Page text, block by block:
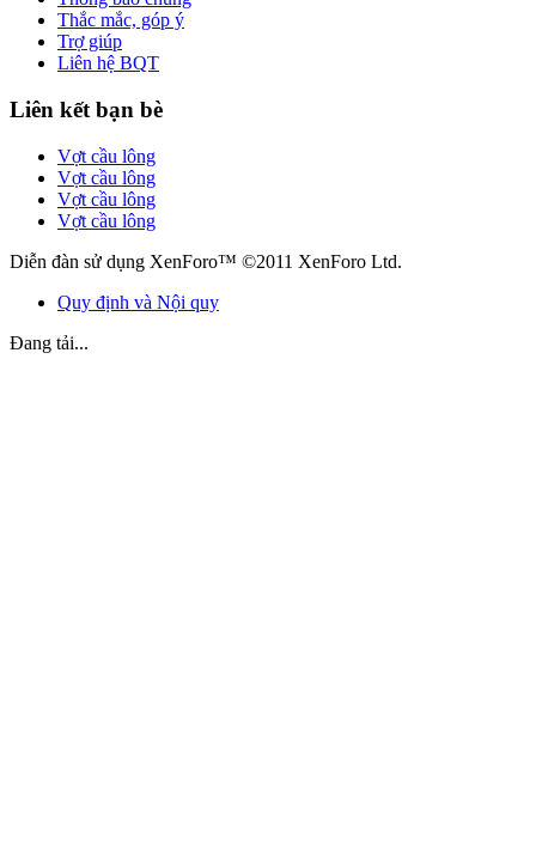
Thắc mắc, góp ý
Trợ giúp
Liên hệ BQT
Liên kết bạn bè
Vợt cầu lông
Vợt cầu lông
Vợt cầu lông
Vợt cầu lông
Diễn đàn sử dụng XenForo™ ©2011 XenForo Ltd.
Quy định và Nội quy
Đang tải...